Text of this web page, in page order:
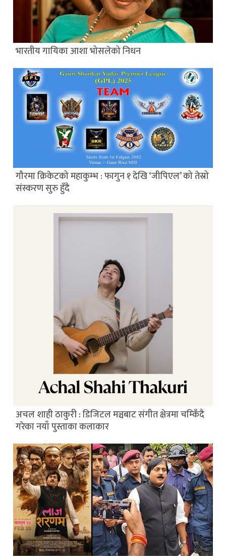
भारतीय गायिका आशा भोसलेको निधन
गौरमा क्रिकेटको महाकुम्भ : फागुन १ देखि ‘जीपिएल’ को तेस्रो
संस्करण सुरु हुँदै
अचल शाही ठाकुरी : डिजिटल मञ्चबाट संगीत क्षेत्रमा चम्किँदै
गरेका नयाँ पुस्ताका कलाकार